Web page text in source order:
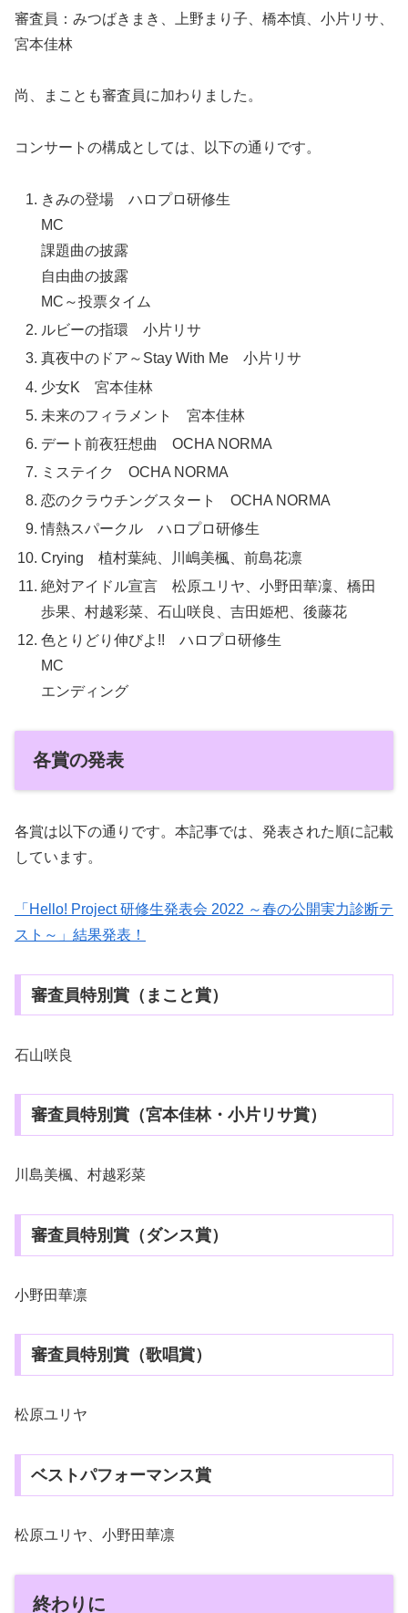
審査員：みつばきまき、上野まり子、橋本慎、小片リサ、
宮本佳林
尚、まことも審査員に加わりました。
コンサートの構成としては、以下の通りです。
きみの登場 ハロプロ研修生
MC
課題曲の披露
自由曲の披露
MC～投票タイム
ルビーの指環 小片リサ
真夜中のドア～Stay With Me 小片リサ
少女K 宮本佳林
未来のフィラメント 宮本佳林
デート前夜狂想曲 OCHA NORMA
ミステイク OCHA NORMA
恋のクラウチングスタート OCHA NORMA
情熱スパークル ハロプロ研修生
Crying 植村葉純、川嶋美楓、前島花凛
絶対アイドル宣言 松原ユリヤ、小野田華凜、橋田
歩果、村越彩菜、石山咲良、吉田姫杷、後藤花
色とりどり伸びよ!! ハロプロ研修生
MC
エンディング
各賞の発表
各賞は以下の通りです。本記事では、発表された順に記載
しています。
「Hello! Project 研修生発表会 2022 ～春の公開実力診断テ
スト～」結果発表！
審査員特別賞（まこと賞）
石山咲良
審査員特別賞（宮本佳林・小片リサ賞）
川島美楓、村越彩菜
審査員特別賞（ダンス賞）
小野田華凛
審査員特別賞（歌唱賞）
松原ユリヤ
ベストパフォーマンス賞
松原ユリヤ、小野田華凛
終わりに